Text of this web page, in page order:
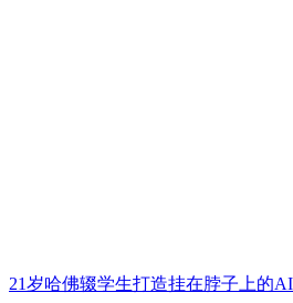
21岁哈佛辍学生打造挂在脖子上的